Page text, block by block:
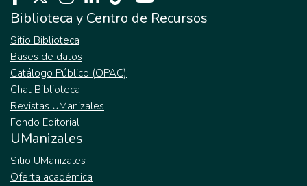
Biblioteca y Centro de Recursos
Sitio Biblioteca
Bases de datos
Catálogo Público (OPAC)
Chat Biblioteca
Revistas UManizales
Fondo Editorial
UManizales
Sitio UManizales
Oferta académica